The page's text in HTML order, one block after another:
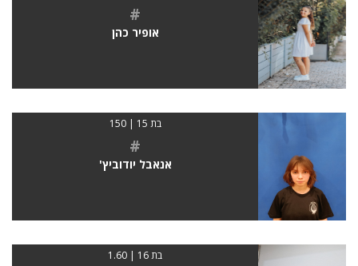
#
אופיר כהן
בת 15 | 150
#
אנאבל יודוביץ'
בת 16 | 1.60